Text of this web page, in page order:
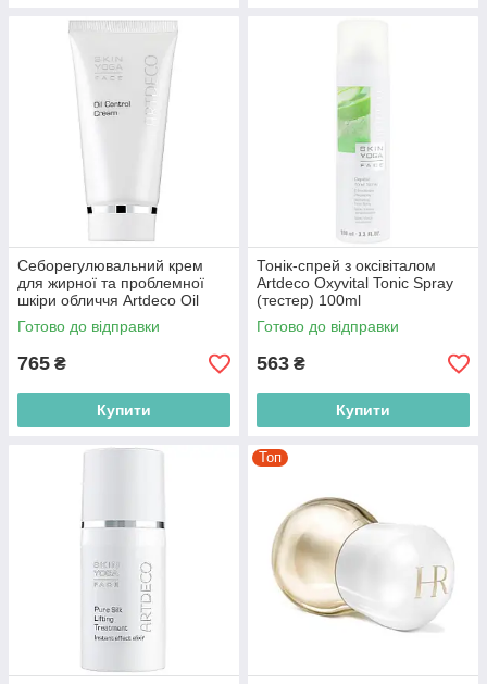
Себорегулювальний крем
для жирної та проблемної
шкіри обличчя Artdeco Oil
Control Cream (тестер) 50ml
(4052136096965)
Готово до відправки
765 ₴
Купити
Тонік-спрей з оксівіталом
Artdeco Oxyvital Tonic Spray
(тестер) 100ml
(4052136019650)
Готово до відправки
563 ₴
Купити
Топ